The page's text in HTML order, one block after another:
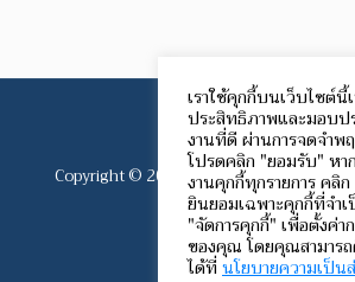
Copyright © 2012-2024 Speech
All rights reserved.
เราใช้คุกกี้บนเว็บไซต์
ประสิทธิภาพและมอบป
งานที่ดี ผ่านการจดจำพ
โปรดคลิก "ยอมรับ" ห
งานคุกกี้ทุกรายการ ค
ยินยอมเฉพาะคุกกี้ที่จำ
"จัดการคุกกี้" เพื่อตั้งค่า
ของคุณ โดยคุณสามารถ
ได้ที่นโยบายความเป็